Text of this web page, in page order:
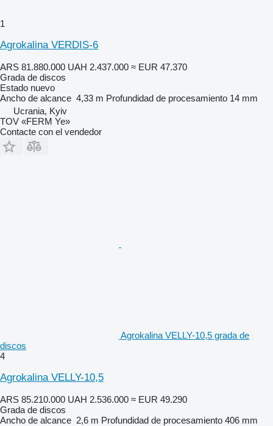
1
Agrokalina VERDIS-6
ARS 81.880.000 UAH 2.437.000 ≈ EUR 47.370
Grada de discos
Estado nuevo
Ancho de alcance 4,33 m Profundidad de procesamiento 14 mm
Ucrania, Kyiv
TOV «FERM Ye»
Contacte con el vendedor
Agrokalina VELLY-10,5 grada de
discos
4
Agrokalina VELLY-10,5
ARS 85.210.000 UAH 2.536.000 ≈ EUR 49.290
Grada de discos
Ancho de alcance 2,6 m Profundidad de procesamiento 406 mm